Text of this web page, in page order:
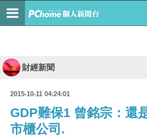
財經新聞
2015-10-11 04:24:01
GDP難保1 曾銘宗：還
市櫃公司.